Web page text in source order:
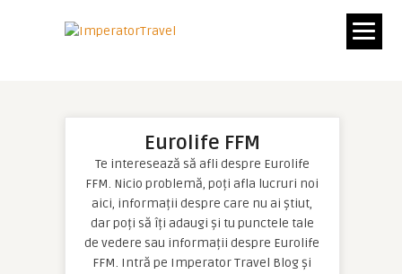
Eurolife FFM
Te interesează să afli despre Eurolife
FFM. Nicio problemă, poți afla lucruri noi
aici, informații despre care nu ai știut,
dar poți să îți adaugi și tu punctele tale
de vedere sau informații despre Eurolife
FFM. Intră pe Imperator Travel Blog și